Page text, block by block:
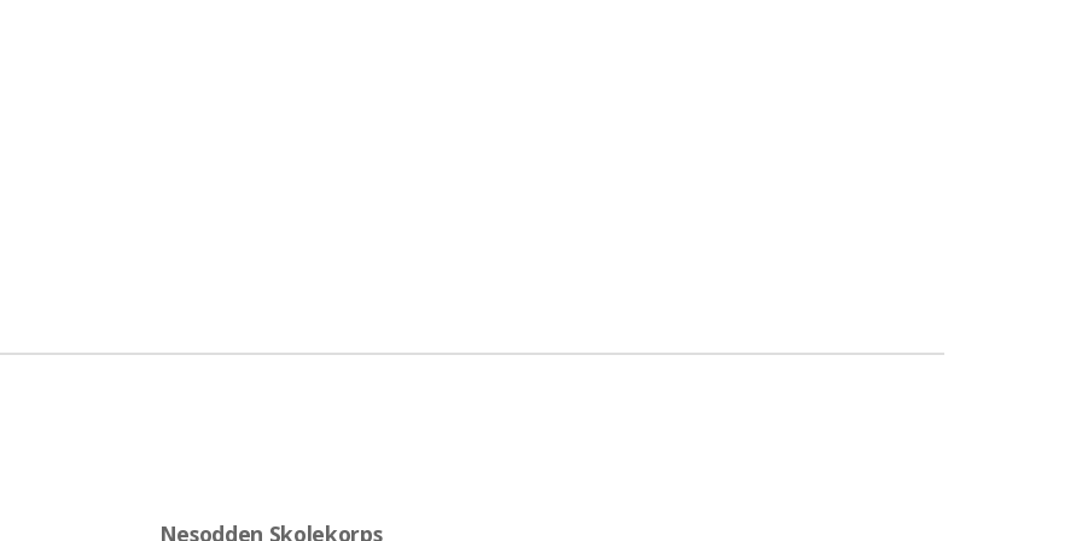
Nesodden Skolekorps